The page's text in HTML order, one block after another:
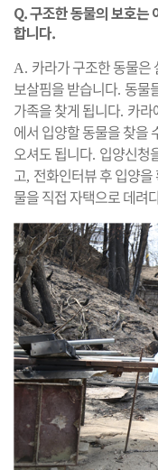
Q. 구조한 동물의 보호는
합니다.
A. 카라가 구조한 동물은
보살핌을 받습니다. 동물
가족을 찾게 됩니다. 카라
에서 입양할 동물을 찾을
오셔도 됩니다. 입양신청
고, 전화인터뷰 후 입양
물을 직접 자택으로 데려